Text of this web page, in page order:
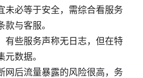
未必等于安全，需综合看服务
与客服。
有些服务声称无日志，但在特
数据。
网后流量暴露的风险很高，务